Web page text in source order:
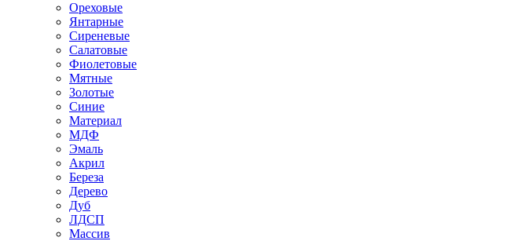
Ореховые
Янтарные
Сиреневые
Салатовые
Фиолетовые
Мятные
Золотые
Синие
Материал
МДФ
Эмаль
Акрил
Береза
Дерево
Дуб
ЛДСП
Массив